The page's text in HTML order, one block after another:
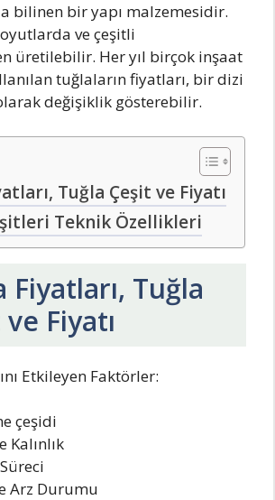
bilinen bir yapı malzemesidir.
ve çeşitli
üretilebilir. Her yıl birçok inşaat
tuğlaların fiyatları, bir dizi
değişiklik gösterebilir.
Tuğla Çeşit ve Fiyatı
Teknik Özellikleri
Fiyatları, Tuğla
Fiyatı
Etkileyen Faktörler:
çeşidi
Kalınlık
Arz Durumu